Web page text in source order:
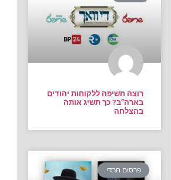
רוצה חשיפה ללקוחות יהודים
בארה”ב? כך תשיג אותה
בהצלחה
פרסום חרדי